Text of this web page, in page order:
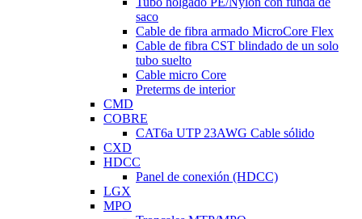
saco
Cable de fibra armado MicroCore Flex
Cable de fibra CST blindado de un solo
tubo suelto
Cable micro Core
Preterms de interior
CMD
COBRE
CAT6a UTP 23AWG Cable sólido
CXD
HDCC
Panel de conexión (HDCC)
LGX
MPO